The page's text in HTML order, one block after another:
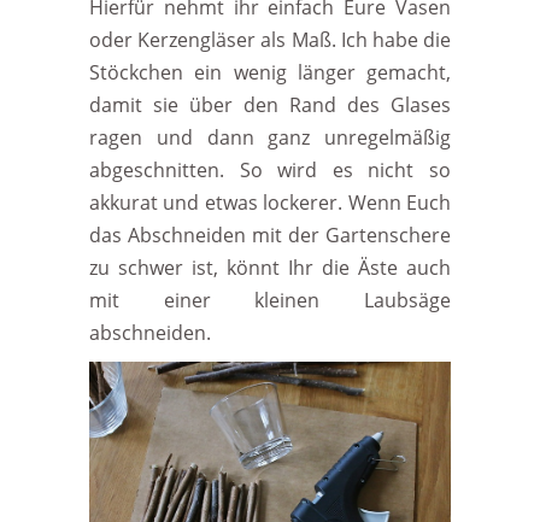
Hierfür nehmt ihr einfach Eure Vasen
oder Kerzengläser als Maß. Ich habe die
Stöckchen ein wenig länger gemacht,
damit sie über den Rand des Glases
ragen und dann ganz unregelmäßig
abgeschnitten. So wird es nicht so
akkurat und etwas lockerer. Wenn Euch
das Abschneiden mit der Gartenschere
zu schwer ist, könnt Ihr die Äste auch
mit einer kleinen Laubsäge
abschneiden.